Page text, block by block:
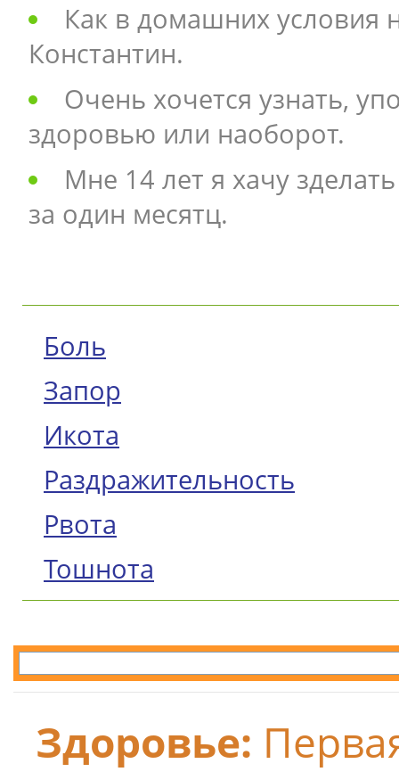
Как в домашних условия
Константин.
Очень хочется узнать,
здоровью или наоборот.
Мне 14 лет я хачу
за один месятц.
Боль
Запор
Икота
Раздражительность
Рвота
Тошнота
Здоровье: